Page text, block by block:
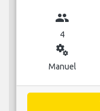
group
4
miscellaneous_services
Manuel